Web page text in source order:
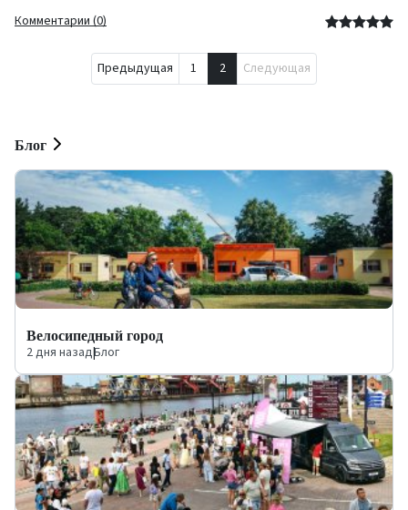
Комментарии (0)
Предыдущая 1 2 Следующая
Блог
Велосипедный город
2 дня назад|Блог